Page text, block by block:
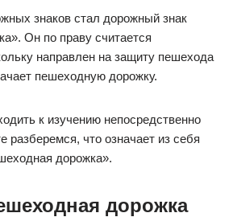
знаков стал дорожный знак
Он по праву считается
направлен на защиту пешехода
пешеходную дорожку.
к изучению непосредственно
разберемся, что означает из себя
дорожка».
дорожка